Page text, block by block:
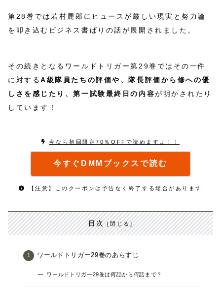
第28巻では若村麓郎にヒュースが厳しい現実と努力論
を叩き込むビジネス書ばりの話が展開されました。
その続きとなるワールドトリガー第29巻ではその一件
に対するA級隊員たちの評価や、隊長評価から修への優
しさを感じたり、第一試験最終日の内容が明かされたり
しています！
今なら初回限定70％OFFで読めますよ！！
今すぐDMMブックスで読む
【注意】このクーポンは予告なく終了する場合があります
目次
ワールドトリガー29巻のあらすじ
ワールドトリガー29巻は何話から何話まで？